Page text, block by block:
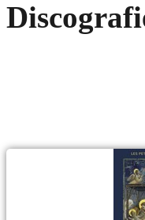
Wie zijn wij?
Contact